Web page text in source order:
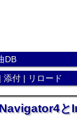
DB
添付| リロード